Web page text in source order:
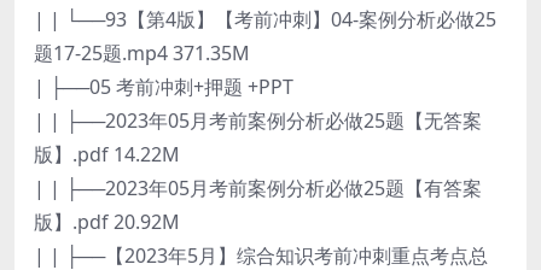
| | └──93【第4版】【考前冲刺】04-案例分析必做25
题17-25题.mp4 371.35M
| ├──05 考前冲刺+押题 +PPT
| | ├──2023年05月考前案例分析必做25题【无答案
版】.pdf 14.22M
| | ├──2023年05月考前案例分析必做25题【有答案
版】.pdf 20.92M
| | ├──【2023年5月】综合知识考前冲刺重点考点总